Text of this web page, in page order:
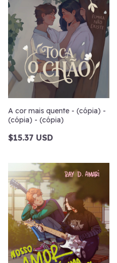
A cor mais quente - (cópia) -
(cópia) - (cópia)
$15.37 USD